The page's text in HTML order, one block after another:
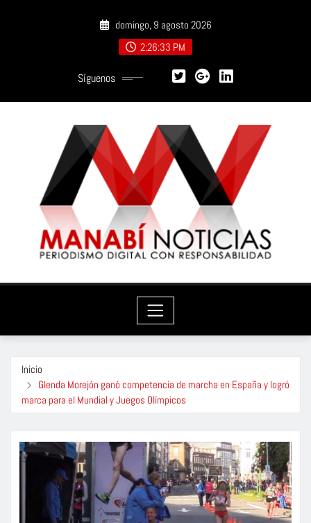
domingo, 9 agosto 2026
2:26:34 PM
Síguenos
Inicio
Glenda Morejón ganó competencia de marcha en España y logró
marca para el Mundial y Juegos Olímpicos